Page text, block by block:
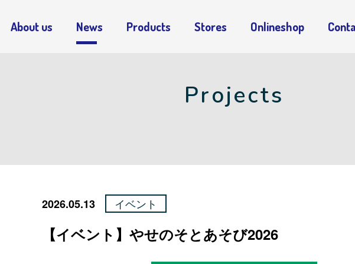
京都・一乗寺ブリュワリー
About us News Products Stores Onlineshop
Projects
2026.05.13 イベント
【イベント】やせのそとあそび2026